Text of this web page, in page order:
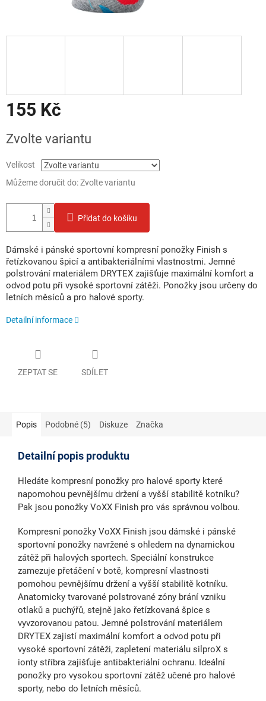
155 Kč
cena:
Zvolte variantu
Velikost
Můžeme doručit do:Zvolte variantu
Přidat do košíku
Dámské i pánské sportovní kompresní ponožky Finish s
řetízkovanou špicí a antibakteriálními vlastnostmi. Jemné
polstrování materiálem DRYTEX zajišťuje maximální komfort a
odvod potu při vysoké sportovní zátěži. Ponožky jsou určeny do
letních měsíců a pro halové sporty.
Detailní informace
ZEPTAT SE SDÍLET
Popis Podobné (5) Diskuze Značka
Detailní popis produktu
Hledáte kompresní ponožky pro halové sporty které
napomohou pevnějšímu držení a vyšší stabilitě kotníku?
Pak jsou ponožky VoXX Finish pro vás správnou volbou.
Kompresní ponožky VoXX Finish jsou dámské i pánské
sportovní ponožky navržené s ohledem na dynamickou
zátěž při halových sportech. Speciální konstrukce
zamezuje přetáčení v botě, kompresní vlastnosti
pomohou pevnějšímu držení a vyšší stabilitě kotníku.
Anatomicky tvarované polstrované zóny brání vzniku
otlaků a puchýřů, stejně jako řetízkovaná špice s
vyvzorovanou patou. Jemné polstrování materiálem
DRYTEX zajistí maximální komfort a odvod potu při
vysoké sportovní zátěži, zapletení materiálu silproX s
ionty stříbra zajišťuje antibakteriální ochranu. Ideální
ponožky pro vysokou sportovní zátěž učené pro halové
sporty, nebo do letních měsíců.